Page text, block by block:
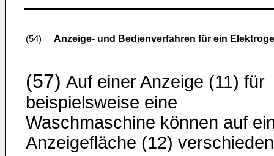
(54) Anzeige- und Bedienverfahren für ein
(57) Auf einer Anzeige (11) für
beispielsweise eine
Waschmaschine können auf
Anzeigefläche (12)